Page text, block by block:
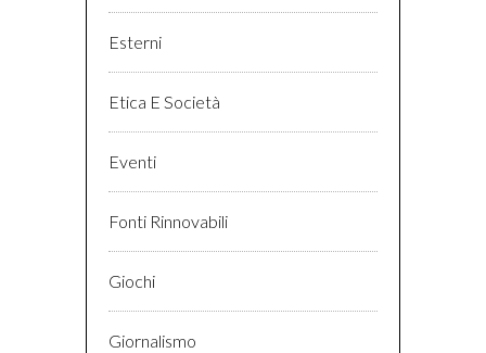
Esterni
Etica E Società
Eventi
Fonti Rinnovabili
Giochi
Giornalismo